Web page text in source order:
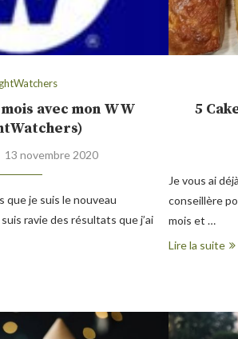
avec mon WW
13 novembre 2020
que je suis le nouveau
ravie des résultats que j’ai
5
Je vous ai
conseillère
mois et …
Lire la suite